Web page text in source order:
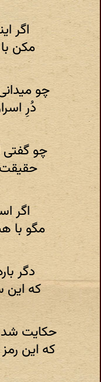
اگر
مکن
چو
دُرِ
چو گفتی
اگر
مگو با
دگر
که این
حکایت شد
که این